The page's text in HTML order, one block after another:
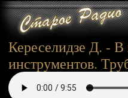
Кереселидзе Д. -
инструментов.